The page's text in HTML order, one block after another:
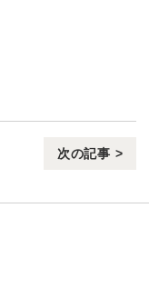
次の記事 >